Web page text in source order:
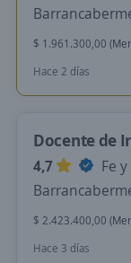
$ 1.961.300,00
Hace 2 días
Docente de
4,7
Fe
$ 2.423.400,00
Hace 3 días